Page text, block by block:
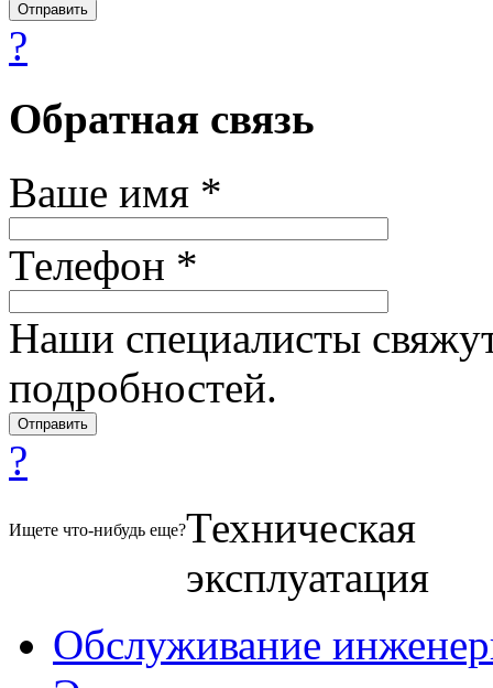
?
Обратная связь
Ваше имя *
Телефон *
Наши специалисты
подробностей.
?
Ищете что-нибудь еще?Техническая
эксплуатация
Обслуживание